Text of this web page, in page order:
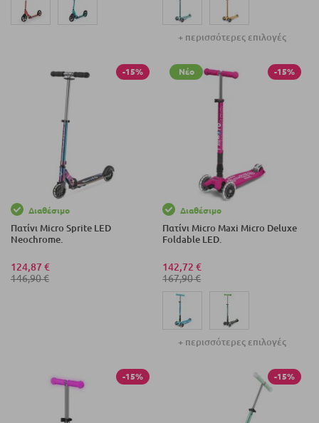
+ περισσότερες επιλογές
-15%
Διαθέσιμο
Πατίνι Micro Sprite LED
Neochrome.
124,87 €
146,90 €
-15%
Νέο
Διαθέσιμο
Πατίνι Micro Maxi Micro Deluxe
Foldable LED.
142,72 €
167,90 €
+ περισσότερες επιλογές
-15% -15%